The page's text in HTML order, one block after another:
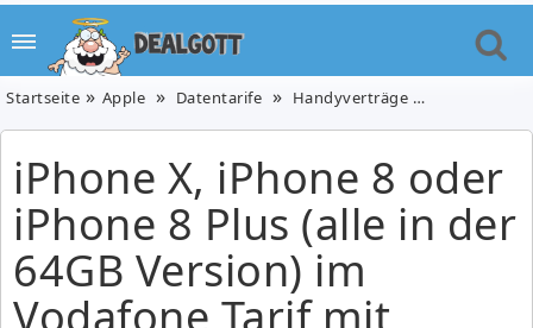
Startseite Apple Datentarife Handyverträge
iPhone X, iPhone 8 oder
iPhone 8 Plus (alle in der
64GB Version) im
Vodafone Tarif mit